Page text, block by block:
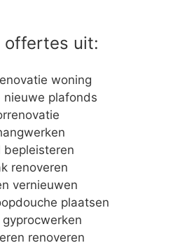
offertes uit:
woning
nieuwe plafonds
bepleisteren
renoveren
vernieuwen
plaatsen
renoveren